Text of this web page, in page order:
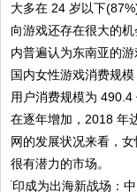
大多在 24 岁以下
向游戏还存在很大的
内普遍认为东南亚的
国内女性游戏消费规
用户消费规模为
在逐年增加，2018 年
网的发展状况来看，
很有潜力的市场。